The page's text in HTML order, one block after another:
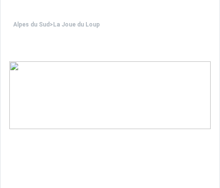
Alpes du Sud > La Joue du Loup